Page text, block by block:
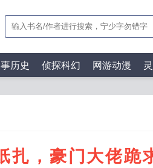
历史 侦探科幻 网游动漫
扎，豪门大佬跪